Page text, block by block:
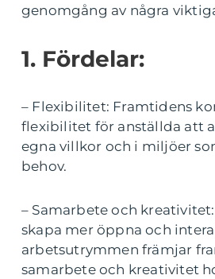
genomgång av några
1. Fördelar:
– Flexibilitet: Framtidens
flexibilitet för anställda att
egna villkor och i miljöer
behov.
– Samarbete och
skapa mer öppna och
arbetsutrymmen främjar
samarbete och kreativitet